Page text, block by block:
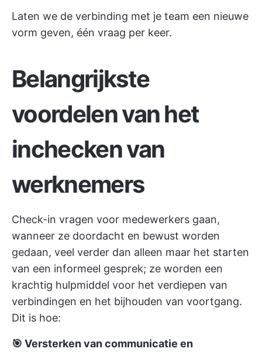
Laten we de verbinding met je team een nieuwe
vorm geven, één vraag per keer.
Belangrijkste
voordelen van het
inchecken van
werknemers
Check-in vragen voor medewerkers gaan,
wanneer ze doordacht en bewust worden
gedaan, veel verder dan alleen maar het starten
van een informeel gesprek; ze worden een
krachtig hulpmiddel voor het verdiepen van
verbindingen en het bijhouden van voortgang.
Dit is hoe:
🎯 Versterken van communicatie en